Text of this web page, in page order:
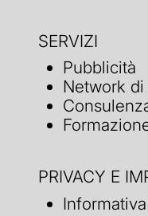
SERVIZI
Pubblicità
Network di
PRIVACY E